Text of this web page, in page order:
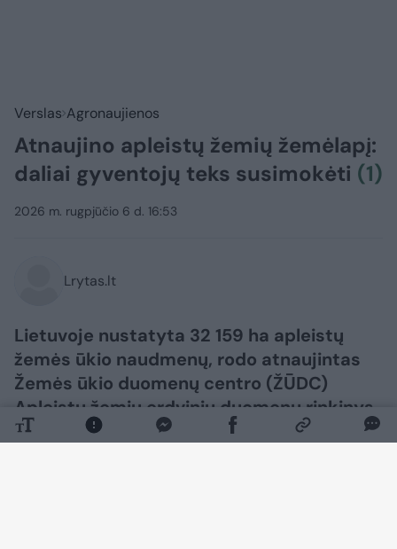
Verslas Agronaujienos
Atnaujino apleistų žemių žemėlapį:
daliai gyventojų teks susimokėti (1)
2026 m. rugpjūčio 6 d. 16:53
Lrytas.lt
Lietuvoje nustatyta 32 159 ha apleistų
žemės ūkio naudmenų, rodo atnaujintas
Žemės ūkio duomenų centro (ŽŪDC)
Apleistų žemių erdvinių duomenų rinkinys.